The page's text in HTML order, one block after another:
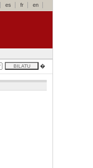
es fr en
�